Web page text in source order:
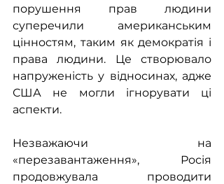
порушення прав людини
суперечили американським
цінностям, таким як демократія і
права людини. Це створювало
напруженість у відносинах, адже
США не могли ігнорувати ці
аспекти.
Незважаючи на
«перезавантаження», Росія
продовжувала проводити